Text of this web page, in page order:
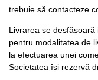
trebuie să contacteze
Livrarea se
pentru modalitatea de
la efectuarea unei
Societatea își rezervă